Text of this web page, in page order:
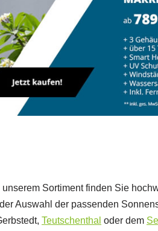
Sortiment finden Sie
Auswahl der passenden
Teutschenthal oder dem